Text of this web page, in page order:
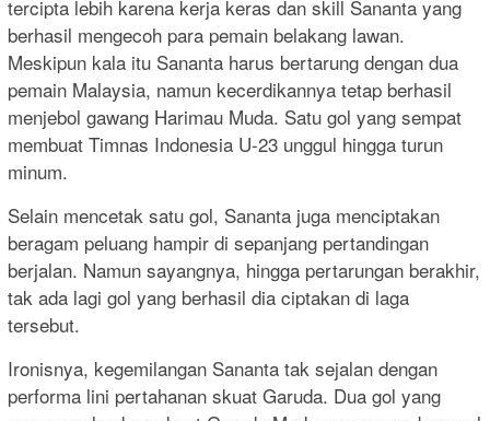
tercipta lebih karena kerja keras dan skill Sananta yang
berhasil mengecoh para pemain belakang lawan.
Meskipun kala itu Sananta harus bertarung dengan dua
pemain Malaysia, namun kecerdikannya tetap berhasil
menjebol gawang Harimau Muda. Satu gol yang sempat
membuat Timnas Indonesia U-23 unggul hingga turun
minum.
Selain mencetak satu gol, Sananta juga menciptakan
beragam peluang hampir di sepanjang pertandingan
berjalan. Namun sayangnya, hingga pertarungan berakhir,
tak ada lagi gol yang berhasil dia ciptakan di laga
tersebut.
Ironisnya, kegemilangan Sananta tak sejalan dengan
performa lini pertahanan skuat Garuda. Dua gol yang